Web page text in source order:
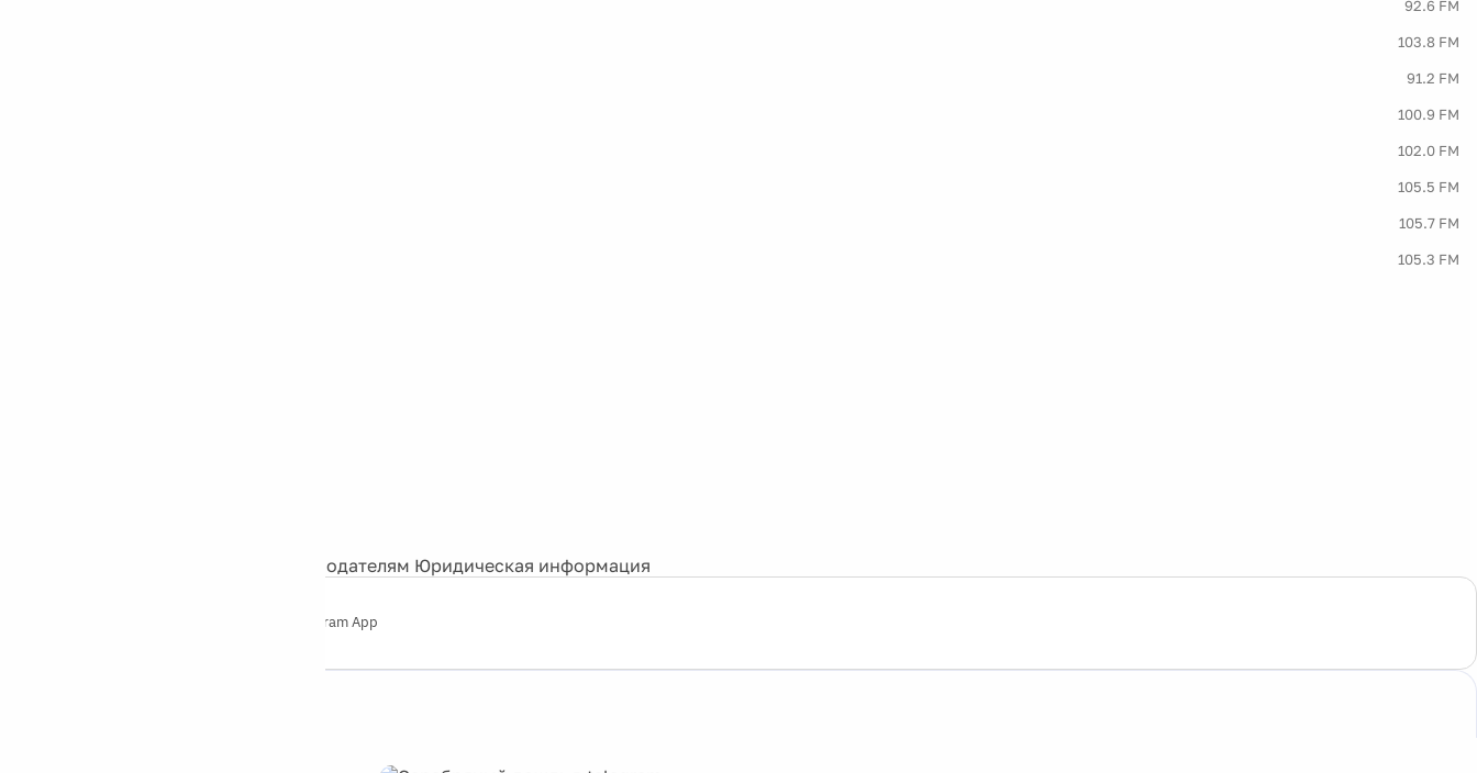
92.6 FM
103.8 FM
91.2 FM
100.9 FM
102.0 FM
105.5 FM
105.7 FM
105.3 FM
Рекламодателям Юридическая информация
Telegram App